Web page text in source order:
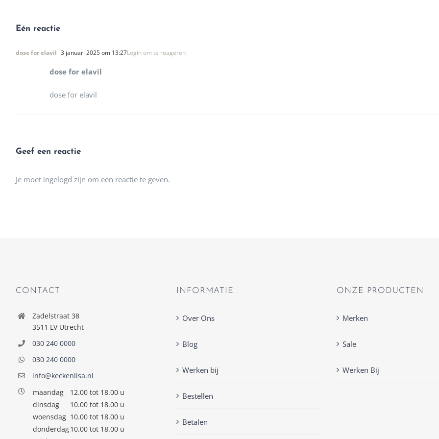
Eén reactie
dose for elavil 3 januari 2025 om 13:27Login om te reageren
dose for elavil
dose for elavil
Geef een reactie
Je moet ingelogd zijn om een reactie te geven.
CONTACT
Zadelstraat 38
3511 LV Utrecht
030 240 0000
030 240 0000
info@keckenlisa.nl
maandag
12.00 tot 18.00 u
dinsdag
10.00 tot 18.00 u
woensdag 10.00 tot 18.00 u
donderdag10.00 tot 18.00 u
INFORMATIE
Over Ons
Blog
Werken bij
Bestellen
Betalen
ONZE PRODUCTEN
Merken
Sale
Werken Bij